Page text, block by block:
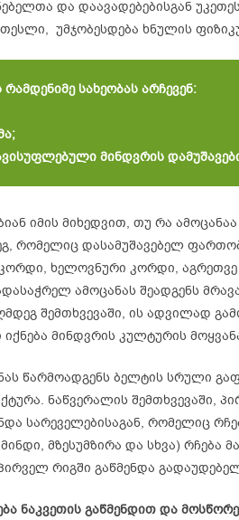
და დაავადებებისგან
უმჯობესდება ხნულის
სახეობას არჩევენ:
მინდვრის
იმის მიხედვით, თუ რა
რომელიც დასამუშავებელ
ხელოვნური კორდი, აგრეთვე
ამოცანას შეადგენს
შემთხვევაში, ის ადვილად
მინდვრის კულტურის
წარმოადგენს ბელტის სრული
ნაწვერალის შემთხვევაში,
სარეველებისაგან, რომელიც
მზესუმზირა და სხვა) რჩება
რიგში გაწმენდა
ნაკვეთის გაწმენდით და